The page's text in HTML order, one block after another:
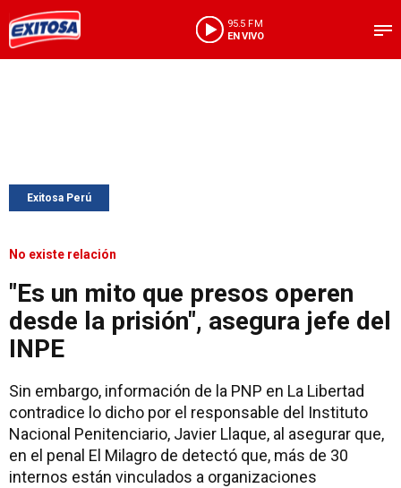
95.5 FM
EN VIVO
Exitosa Perú
No existe relación
"Es un mito que presos operen
desde la prisión", asegura jefe del
INPE
Sin embargo, información de la PNP en La Libertad
contradice lo dicho por el responsable del Instituto
Nacional Penitenciario, Javier Llaque, al asegurar que,
en el penal El Milagro de detectó que, más de 30
internos están vinculados a organizaciones